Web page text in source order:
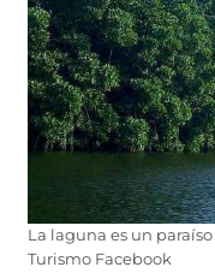
La laguna es un
Turismo Facebook